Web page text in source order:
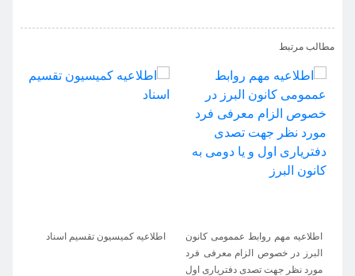
مطالب مرتبط
اطلاعیه کمیسیون تقسیم اسناد
اطلاعیه جدید کمیسیون آموزش در